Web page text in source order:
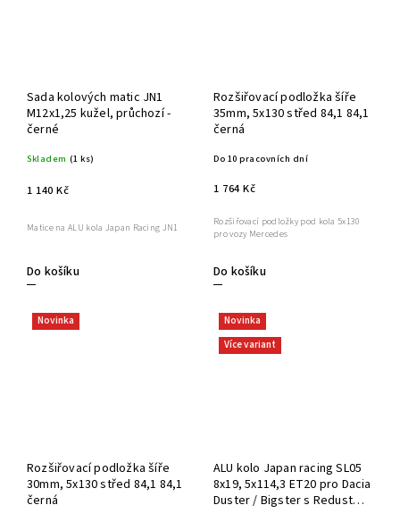
Sada kolových matic JN1
M12x1,25 kužel, průchozí -
černé
Skladem (1 ks)
1 140 Kč
Do košíku
Matice na ALU kola Japan Racing JN1
Rozšiřovací podložka šíře
35mm, 5x130 střed 84,1 84,1
černá
Do 10 pracovních dní
1 764 Kč
Do košíku
Rozšiřovací podložky pod kola 5x130
pro vozy Mercedes
Novinka
Rozšiřovací podložka šíře
30mm, 5x130 střed 84,1 84,1
černá
Novinka
Více variant
ALU kolo Japan racing SL05
8x19, 5x114,3 ET20 pro Dacia
Duster / Bigster s Redust